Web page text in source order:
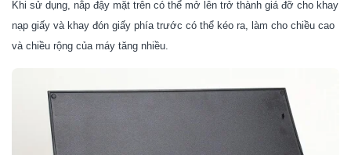
Khi sử dụng, nắp đậy mặt trên có thể mở lên trở thành giá đỡ cho khay
nạp giấy và khay đón giấy phía trước có thể kéo ra, làm cho chiều cao
và chiều rộng của máy tăng nhiều.